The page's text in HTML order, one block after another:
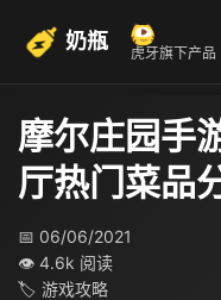
奶瓶 虎牙旗下产品
摩尔庄园手
厅热门菜品
📅 06/06/2021
👁 4.6k 阅读
🏷 游戏攻略